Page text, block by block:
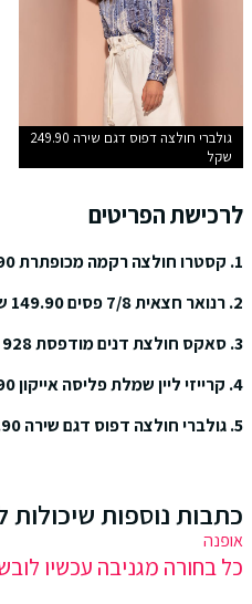
גולברי חולצה דפוס דגם שירה 249.90
שקל
לרכישת הפריטים
1. קסטרו חולצה רקמה מכופתרת 199.90 שקל -
2. רנואר חצאית 7/8 פסים 149.90 שקל -
3. סאקס חולצת דנים מודפסת 928 שקל -
4. קרייזי ליין שמלת פליסה אייקון 219.90 שקל -
5. גולברי חולצה דפוס דגם שירה 249.90 שקל -
כתבות נוספות שיכולות
אופנה
כל בחורה מגניבה עכשיו